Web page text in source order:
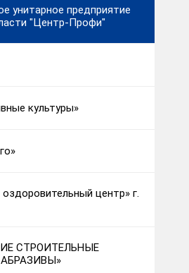
унитарное предприятие
"Центр-Профи"
культуры»
центр» г.
СТРОИТЕЛЬНЫЕ